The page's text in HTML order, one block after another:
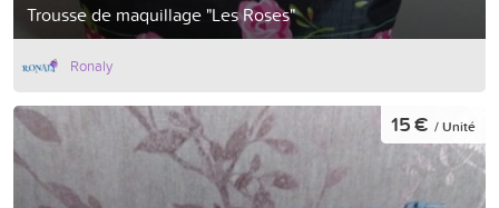
Trousse de maquillage "Les Roses"
Ronaly
15 € / Unité